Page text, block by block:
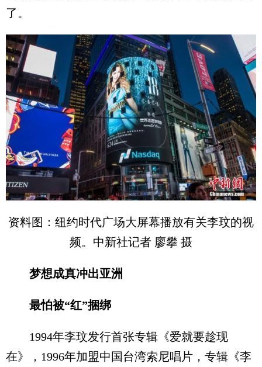
了。
资料图：纽约时代广场大屏幕播放有关李玟的视
频。中新社记者 廖攀 摄
梦想成真冲出亚洲
最怕被“红”捆绑
1994年李玟发行首张专辑《爱就要趁现
在》，1996年加盟中国台湾索尼唱片，专辑《李